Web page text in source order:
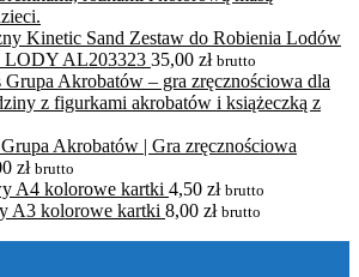
Kinetic Sand Zestaw do Robienia Lodów
LODY AL203323 35,00 zł brutto
Akrobatów | Gra zręcznościowa
zł brutto
A4 kolorowe kartki 4,50 zł brutto
A3 kolorowe kartki 8,00 zł brutto